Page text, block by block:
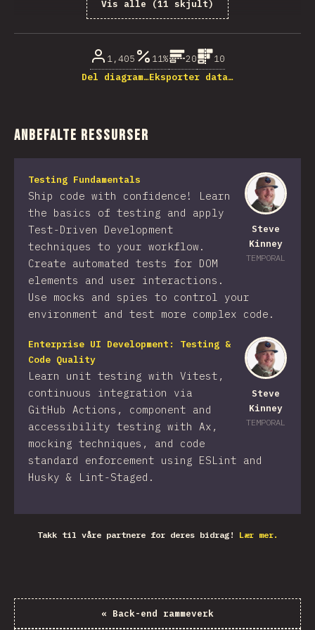
Vis alle (11 skjult)
1,405 11% 20
10
Del diagram…Eksporter data…
Anbefalte ressurser
Steve
Kinney
TEMPORAL
Testing Fundamentals
Ship code with confidence! Learn
the basics of testing and apply
Test-Driven Development
techniques to your workflow.
Create automated tests for DOM
elements and user interactions.
Use mocks and spies to control your
environment and test more complex code.
Steve
Kinney
TEMPORAL
Enterprise UI Development: Testing &
Code Quality
Learn unit testing with Vitest,
continuous integration via
GitHub Actions, component and
accessibility testing with Ax,
mocking techniques, and code
standard enforcement using ESLint and
Husky & Lint-Staged.
Takk til våre partnere for deres bidrag! Lær mer.
« Back-end rammeverk